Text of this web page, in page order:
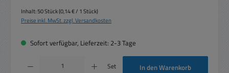
Inhalt:50 Stück(0,14 € / 1 Stück)
Preise inkl. MwSt. zzgl. Versandkosten
Sofort verfügbar, Lieferzeit: 2-3 Tage
Produkt Anzahl: Gib den gewünschten Wert ein oder benutze die Schaltflächen um
Set In den Warenkorb